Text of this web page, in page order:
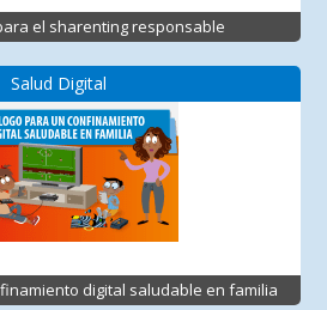
el sharenting responsable
Salud Digital
digital saludable en familia